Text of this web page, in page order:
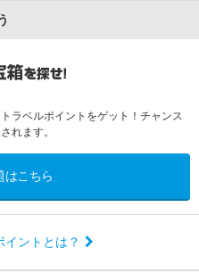
ラベルポイントをゲット！チャンス
れます。
はこちら
イントとは？